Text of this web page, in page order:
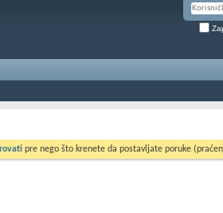
pre nego što krenete da postavljate poruke